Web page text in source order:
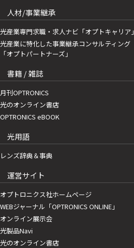
人材/事業継承
光産業専門求職・求人ナビ「オプトキャリア」
光産業に特化した事業継承コンサルティング
「オプトパートナーズ」
書籍 / 雑誌
月刊OPTRONICS
光のオンライン書店
OPTRONICS eBOOK
光用語
レンズ辞典＆事典
運営サイト
オプトロニクス社ホームページ
WEBジャーナル「OPTRONICS ONLINE」
オンライン展示会
光製品Navi
光のオンライン書店